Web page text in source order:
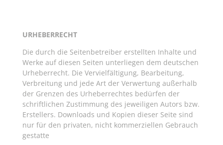
URHEBERRECHT
Die durch die Seitenbetreiber erstellten Inhalte und
Werke auf diesen Seiten unterliegen dem deutschen
Urheberrecht. Die Vervielfältigung, Bearbeitung,
Verbreitung und jede Art der Verwertung außerhalb
der Grenzen des Urheberrechtes bedürfen der
schriftlichen Zustimmung des jeweiligen Autors bzw.
Erstellers. Downloads und Kopien dieser Seite sind
nur für den privaten, nicht kommerziellen Gebrauch
gestatte